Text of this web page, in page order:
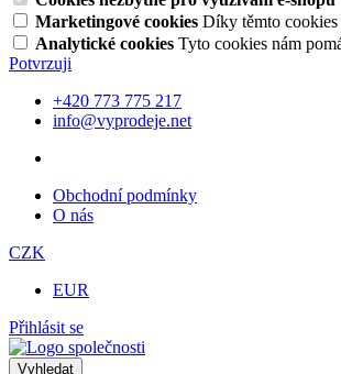
Marketingové cookies Díky těmto cookies
Analytické cookies Tyto cookies nám
Potvrzuji
+420 773 775 217
info@vyprodeje.net
Obchodní podmínky
O nás
CZK
EUR
Přihlásit se
Vyhledat